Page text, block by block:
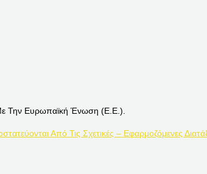
Την Ευρωπαϊκή Ένωση (Ε.Ε.).
Από Τις Σχετικές – Εφαρμοζόμενες